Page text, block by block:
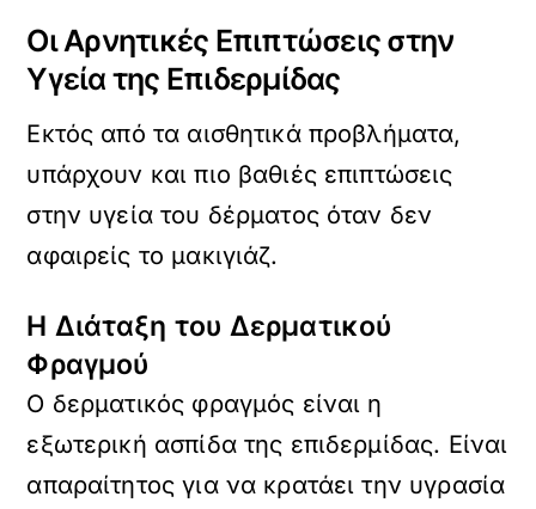
Οι Αρνητικές Επιπτώσεις στην
Υγεία της Επιδερμίδας
Εκτός από τα αισθητικά προβλήματα,
υπάρχουν και πιο βαθιές επιπτώσεις
στην υγεία του δέρματος όταν δεν
αφαιρείς το μακιγιάζ.
Η Διάταξη του Δερματικού
Φραγμού
Ο δερματικός φραγμός είναι η
εξωτερική ασπίδα της επιδερμίδας. Είναι
απαραίτητος για να κρατάει την υγρασία